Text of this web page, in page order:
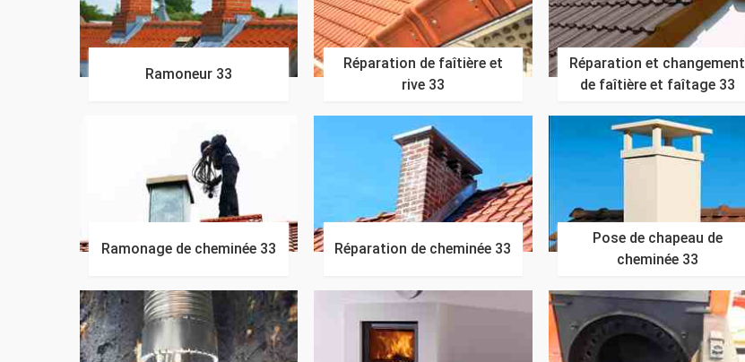
Ramoneur 33
Réparation de faîtière et
rive 33
Réparation et changement
de faîtière et faîtage 33
Ramonage de cheminée 33 Réparation de cheminée 33
Pose de chapeau de
cheminée 33